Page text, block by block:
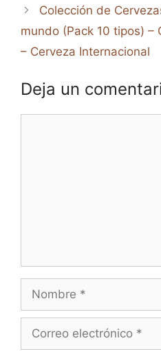
Colección de
mundo (Pack 10 tipos) –
– Cerveza Internacional
Deja un
electrónico